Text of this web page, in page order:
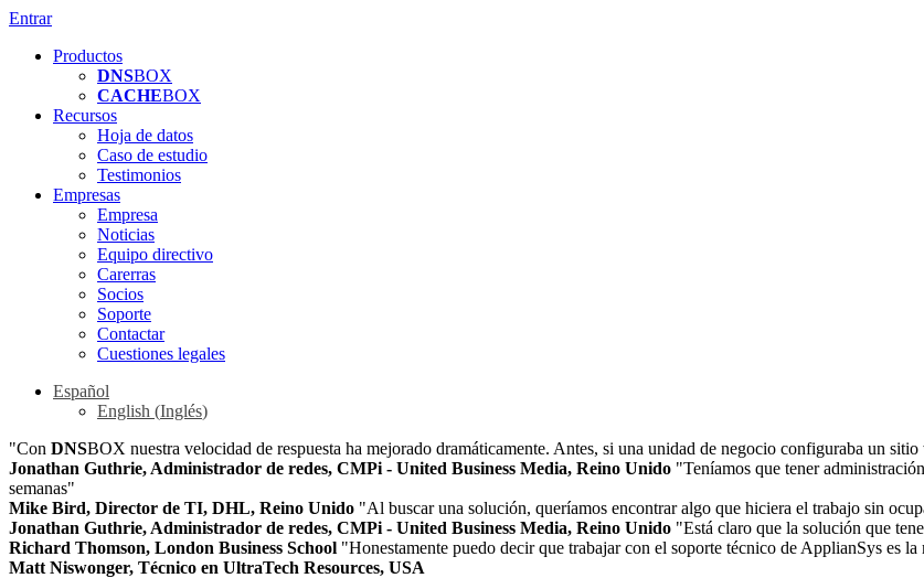
Entrar
Productos
DNSBOX
CACHEBOX
Recursos
Hoja de datos
Caso de estudio
Testimonios
Empresas
Empresa
Noticias
Equipo directivo
Carerras
Socios
Soporte
Contactar
Cuestiones legales
Español
English (Inglés)
"Con DNSBOX nuestra velocidad de respuesta ha mejorado dramáticamente. Antes, si una unidad de negocio configuraba un
Jonathan Guthrie, Administrador de redes, CMPi - United Business Media, Reino Unido "Teníamos que tener
semanas"
Mike Bird, Director de TI, DHL, Reino Unido "Al buscar una solución, queríamos encontrar algo que hiciera el trabajo sin
Jonathan Guthrie, Administrador de redes, CMPi - United Business Media, Reino Unido "Está claro que la solución que
Richard Thomson, London Business School "Honestamente puedo decir que trabajar con el soporte técnico de ApplianSys es
Matt Niswonger, Técnico en UltraTech Resources, USA